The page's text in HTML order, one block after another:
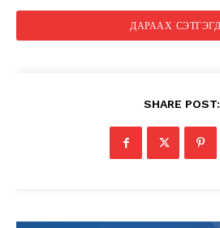
SHARE POST: